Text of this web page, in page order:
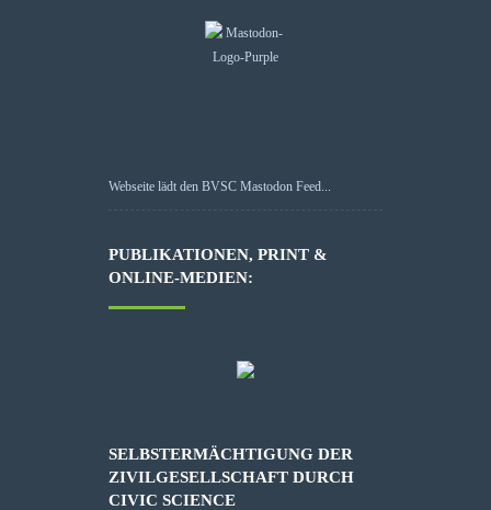
Webseite lädt den BVSC Mastodon Feed...
PUBLIKATIONEN, PRINT &
ONLINE-MEDIEN:
SELBSTERMÄCHTIGUNG DER
ZIVILGESELLSCHAFT DURCH
CIVIC SCIENCE